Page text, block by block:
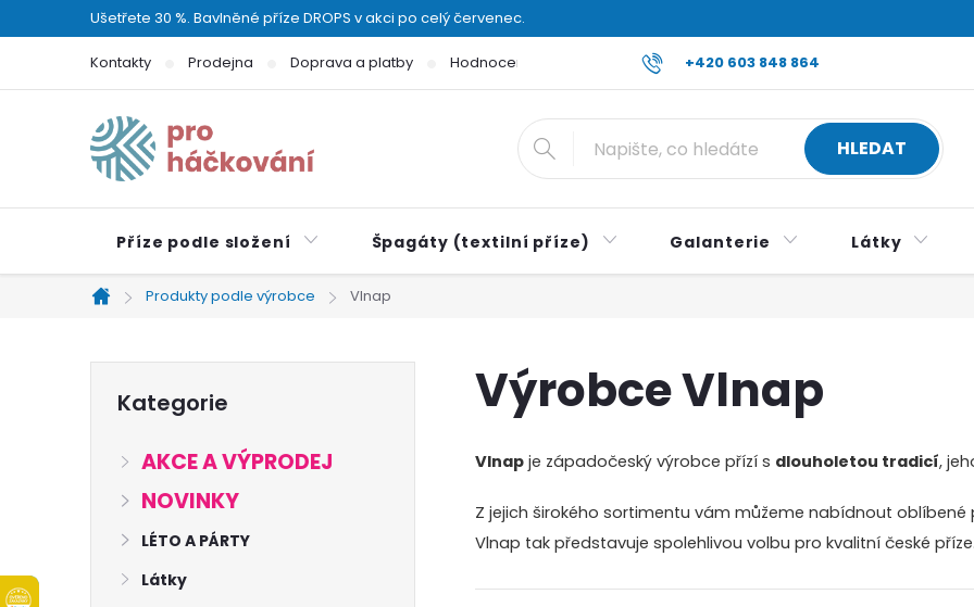
na
Ušetřete 30 %. Bavlněné příze DROPS v akci po celý červenec.
+420 603 848 864
Kontakty Prodejna Doprava a platby Hodnocení obchodu Reklamace a vrácení zboží Všeobecné
HLEDAT
Příze podle složení Špagáty (textilní příze) Galanterie Látky
Domů
Produkty podle výrobce Vlnap
kategorie
Kategorie
AKCE A VÝPRODEJ
NOVINKY
LÉTO A PÁRTY
Látky
Výrobce Vlnap
Vlnap je západočeský výrobce přízí s dlouholetou tradicí,
Z jejich širokého sortimentu vám můžeme nabídnout oblíbené
Vlnap tak představuje spolehlivou volbu pro kvalitní české příze.